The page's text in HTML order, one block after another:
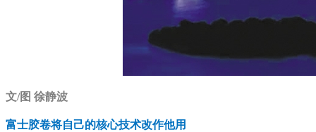
文/图 徐静波
富士胶卷将自己的核心技术改作他用